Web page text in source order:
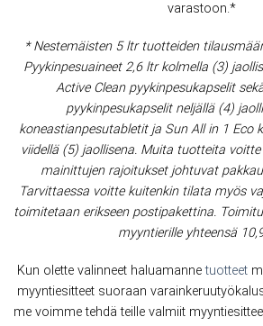
varastoon.*
* Nestemäisten 5 ltr tuotteiden
Pyykinpesuaineet 2,6 ltr kolmella (3)
Active Clean pyykinpesukapselit
pyykinpesukapselit neljällä (4)
koneastianpesutabletit ja Sun All in 1 Eco
viidellä (5) jaollisena. Muita tuotteita
mainittujen rajoitukset johtuvat
Tarvittaessa voitte kuitenkin tilata myös
toimitetaan erikseen postipakettina.
myyntierille yhteensä
Kun olette valinneet haluamannetuotteet
myyntiesitteet suoraan
me voimme tehdä teille valmiit